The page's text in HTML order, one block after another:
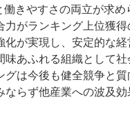
きやすさの両立が求
がランキング上位獲
が実現し、安定的な経
あふれる組織として
グは今後も健全競争と
らず他産業への波及